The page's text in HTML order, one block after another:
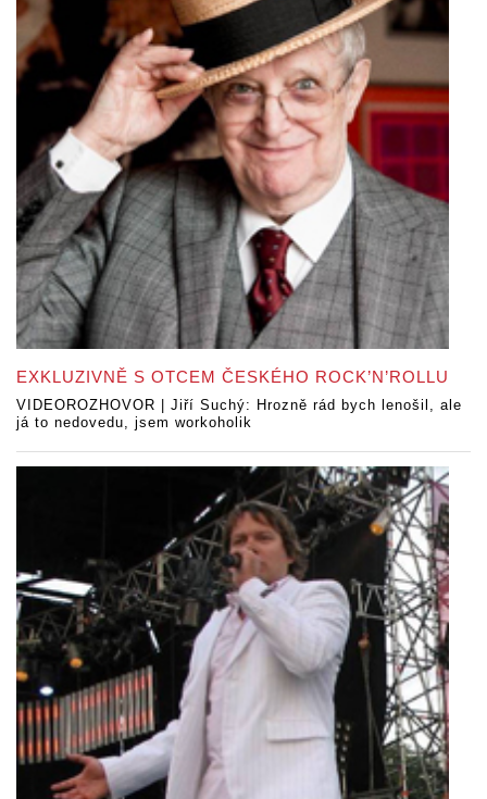
EXKLUZIVNĚ S OTCEM ČESKÉHO ROCK’N’ROLLU
VIDEOROZHOVOR | Jiří Suchý: Hrozně rád bych lenošil, ale
já to nedovedu, jsem workoholik